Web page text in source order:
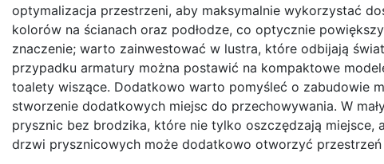
optymalizacja przestrzeni, aby maksymalnie wykorzystać
kolorów na ścianach oraz podłodze, co optycznie
znaczenie; warto zainwestować w lustra, które odbijają
przypadku armatury można postawić na kompaktowe
toalety wiszące. Dodatkowo warto pomyśleć o zabudowie
stworzenie dodatkowych miejsc do przechowywania. W
prysznic bez brodzika, które nie tylko oszczędzają miejsce,
drzwi prysznicowych może dodatkowo otworzyć przestrzeń